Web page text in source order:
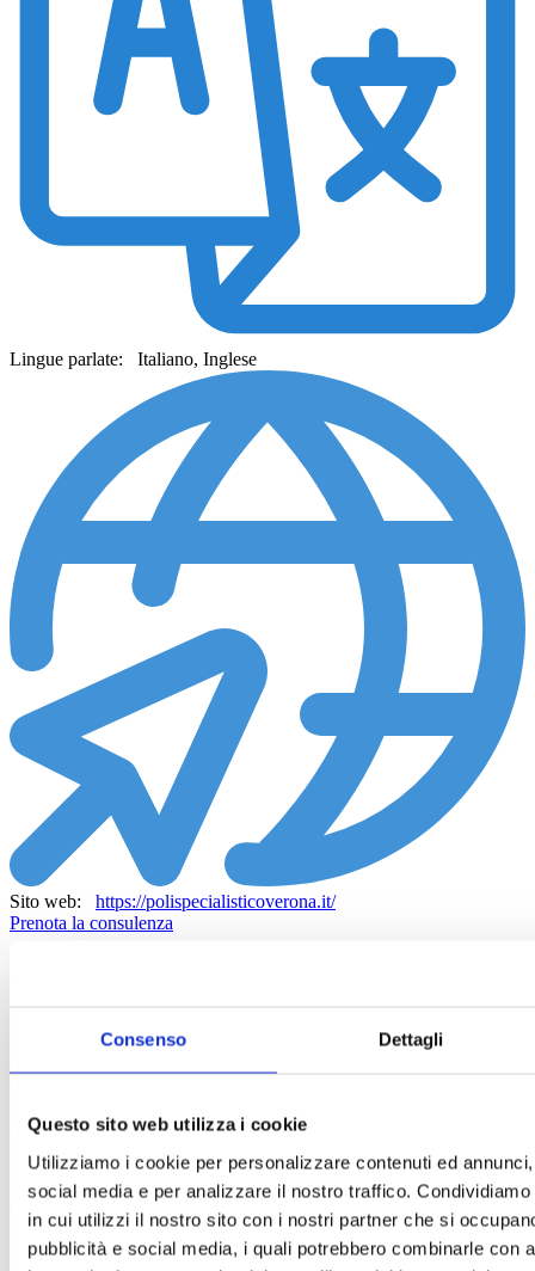
Consenso Dettagli
Questo sito web utilizza i cookie
Utilizziamo i cookie per personalizzare contenuti ed
social media e per analizzare il nostro traffico.
in cui utilizzi il nostro sito con i nostri partner che si
pubblicità e social media, i quali potrebbero combinarle con
Lingue parlate: Italiano, Inglese
Sito web:
https://polispecialisticoverona.it/
Prenota la consulenza
PNEUMOLOGIA
Allergie alimentari
Allergie ai farmaci e al veleno di insetti
Immunodeficienze primarie e secondarie
Visite in presenza
POLIAMBULATORIO SPECIALISTICO VERONA – Viale del